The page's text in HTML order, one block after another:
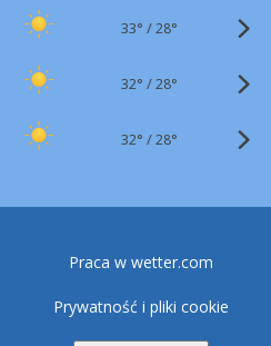
33° /28°
32° /28°
32° /28°
Praca w wetter.com
Prywatność i pliki cookie